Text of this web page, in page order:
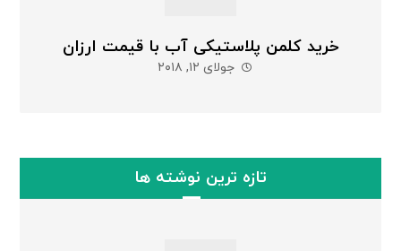
خرید کلمن پلاستیکی آب با قیمت ارزان
جولای ۱۲, ۲۰۱۸
تازه ترین نوشته ها